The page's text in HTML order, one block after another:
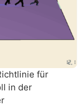
für
in der